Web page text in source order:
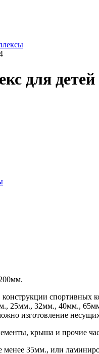
для детей
спортивных
25мм., 32мм., 40мм.,
изготовление
крыша и прочие
35мм., или